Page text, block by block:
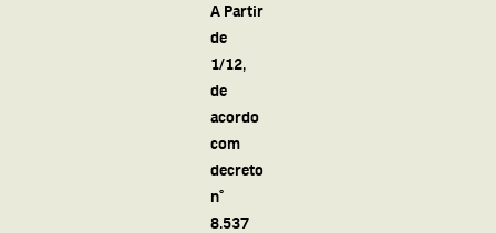
A Partir
de
1/12,
de
acordo
com
decreto
n°
8.537